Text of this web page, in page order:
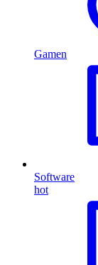
Gamen
Software
hot